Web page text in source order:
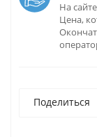
На
Цена,
Поделиться